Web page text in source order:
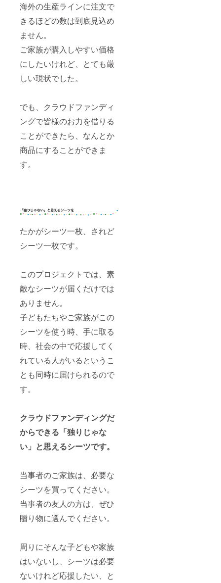
海外の生産ラインに注文で
きるほどの数は到底見込め
ません。
ご家族が購入しやすい価格
にしたいけれど、とても厳
しい現状でした。
でも、クラウドファンディ
ングで皆様のお力を借りる
ことができたら、なんとか
商品にすることができま
す。
たかがシーツ一枚、されど
シーツ一枚です。
このプロジェクトでは、素
敵なシーツが届くだけでは
ありません。
子どもたちやご家族がこの
シーツを使う時、手に取る
時、社会の中で応援してく
れている人がいるというこ
とも同時に届けられるので
す。
クラウドファンディングだ
からできる「独りじゃな
い」と思えるシーツです。
当事者のご家族は、必要な
シーツを買ってください。
当事者の友人の方は、ぜひ
贈り物に選んでください。
周りにそんな子どもや家族
はいないし、シーツは必要
ないけれど応援したい、と